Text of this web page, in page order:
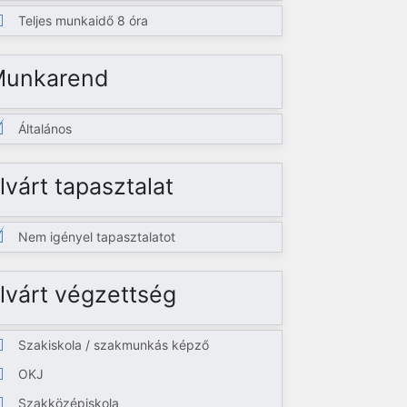
Teljes munkaidő 8 óra
Általános
tapasztalat
Nem igényel tapasztalatot
végzettség
Szakiskola / szakmunkás képző
OKJ
Szakközépiskola